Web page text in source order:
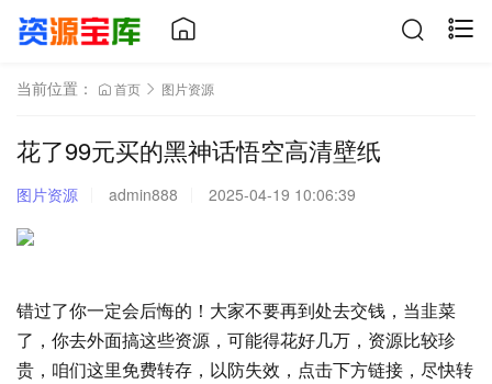
当前位置： 首页 图片资源
花了99元买的黑神话悟空高清壁纸
图片资源 admin888 2025-04-19 10:06:39
错过了你一定会后悔的！大家不要再到处去交钱，当韭菜
了，你去外面搞这些资源，可能得花好几万，资源比较珍
贵，咱们这里免费转存，以防失效，点击下方链接，尽快转